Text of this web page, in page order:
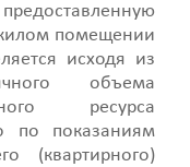
предоставленную
помещении
исходя из
объема
ресурса
по показаниям
(квартирного)